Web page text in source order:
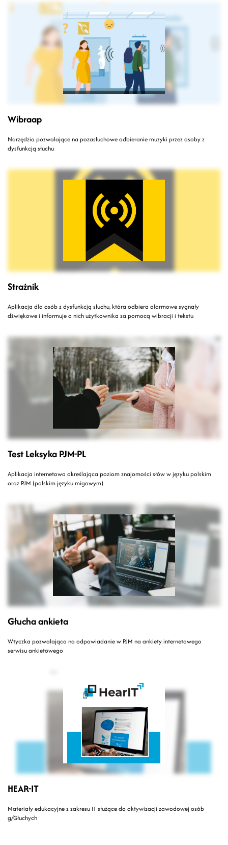
Wibraap
Narzędzia pozwalające na pozasłuchowe odbieranie muzyki przez osoby z
dysfunkcją słuchu
Strażnik
Aplikacja dla osób z dysfunkcją słuchu, która odbiera alarmowe sygnały
dźwiękowe i informuje o nich użytkownika za pomocą wibracji i tekstu
Test Leksyka PJM-PL
Aplikacja internetowa określająca poziom znajomości słów w języku polskim
oraz PJM (polskim języku migowym)
Głucha ankieta
Wtyczka pozwalająca na odpowiadanie w PJM na ankiety internetowego
serwisu ankietowego
HEAR-IT
Materiały edukacyjne z zakresu IT służące do aktywizacji zawodowej osób
g/Głuchych